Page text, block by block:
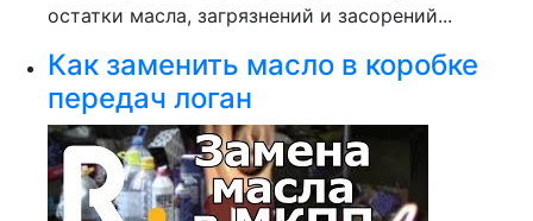
остатки масла, загрязнений и засорений...
Как заменить масло в коробке
передач логан